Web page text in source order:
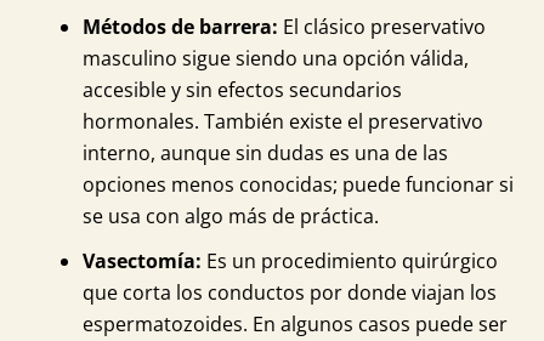
Métodos de barrera: El clásico preservativo
masculino sigue siendo una opción válida,
accesible y sin efectos secundarios
hormonales. También existe el preservativo
interno, aunque sin dudas es una de las
opciones menos conocidas; puede funcionar si
se usa con algo más de práctica.
Vasectomía: Es un procedimiento quirúrgico
que corta los conductos por donde viajan los
espermatozoides. En algunos casos puede ser